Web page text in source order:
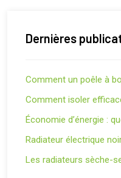
Dernières
Comment un poêle à
Comment isoler
Économie d’énergie :
Radiateur électrique
Les radiateurs sèche-